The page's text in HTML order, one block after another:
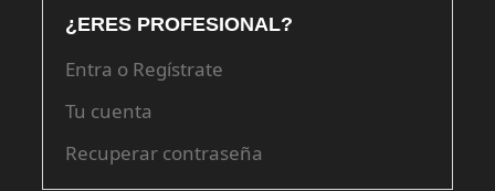
¿ERES PROFESIONAL?
Entra o Regístrate
Tu cuenta
Recuperar contraseña